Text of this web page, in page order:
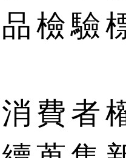
檢驗
費者